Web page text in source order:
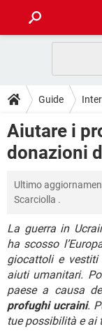
INTRATTENIMENTO
iOS
INSTAGRAM
HARDWARE
GUIDE
COVID-19
INTRATTENIMENTO
INSTAGRAM
HARDWARE
DOWNLOAD
COVID-19
iOS
TIKTOK
HARDWARE
FORUM
COVID-19
iOS
INSTAGRAM
TIKTOK
HARDWARE
GLOSSARIO
INTRATTENIMENTO
iOS
INSTAGRAM
TIKTOK
Guide
Aiutare i
donazioni
Ultimo
Scarciolla .
La guerra in
ha scosso
giocattoli e
aiuti umanitari.
paese a causa
profughi ucraini.
tue possibilità e ai